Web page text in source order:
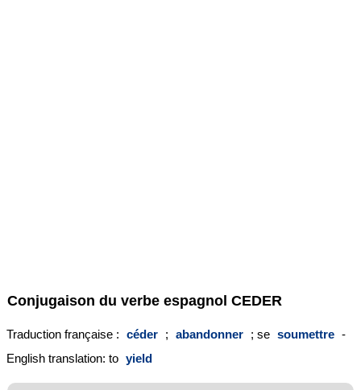
Conjugaison du verbe espagnol CEDER
Traduction française : céder ; abandonner ; se soumettre -
English translation: to yield